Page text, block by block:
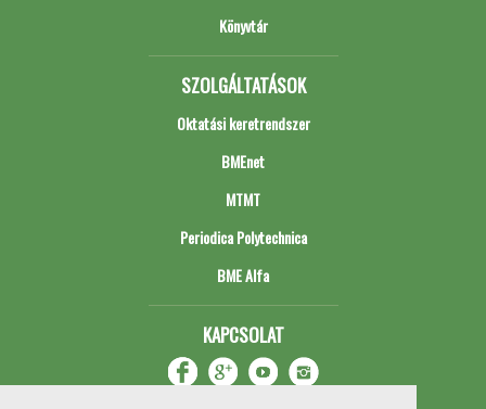
Könyvtár
SZOLGÁLTATÁSOK
Oktatási keretrendszer
BMEnet
MTMT
Periodica Polytechnica
BME Alfa
KAPCSOLAT